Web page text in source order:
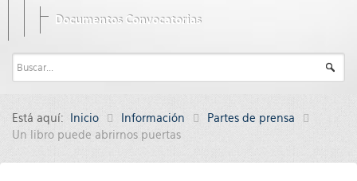
Documentos Convocatorias
Está aquí: Inicio Información
Partes de prensa
Un libro puede abrirnos puertas